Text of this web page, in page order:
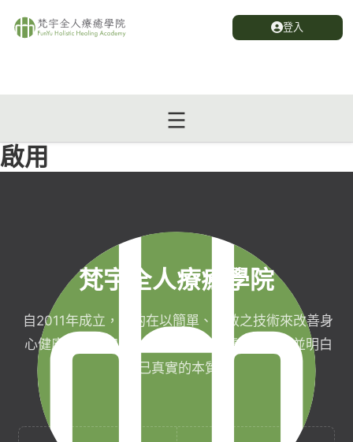
登入
啟用
梵宇全人療癒學院
自2011年成立，目的在以簡單、有效之技術來改善身
心健康，協助完成生命目標與實現靈性生活，並明白
自己真實的本質。